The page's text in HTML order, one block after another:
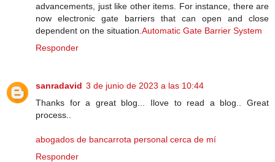
advancements, just like other items. For instance, there are
now electronic gate barriers that can open and close
dependent on the situation. Automatic Gate Barrier System
Responder
sanradavid 3 de junio de 2023 a las 10:44
Thanks for a great blog... Ilove to read a blog.. Great
process..
abogados de bancarrota personal cerca de mí
Responder